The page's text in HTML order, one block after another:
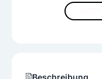
Beschreibung